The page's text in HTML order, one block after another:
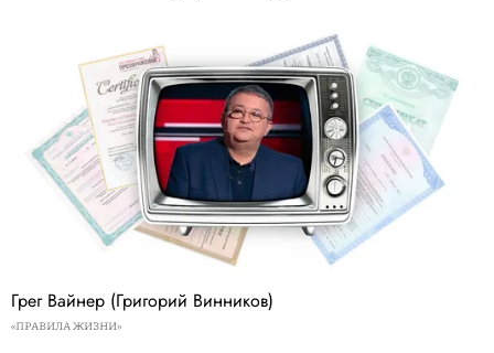
Грег Вайнер (Григорий Винников)
«ПРАВИЛА ЖИЗНИ»